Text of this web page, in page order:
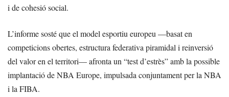
i de cohesió social.
L’informe sosté que el model esportiu europeu —basat en
competicions obertes, estructura federativa piramidal i reinversió
del valor en el territori— afronta un “test d’estrès” amb la possible
implantació de NBA Europe, impulsada conjuntament per la NBA
i la FIBA.